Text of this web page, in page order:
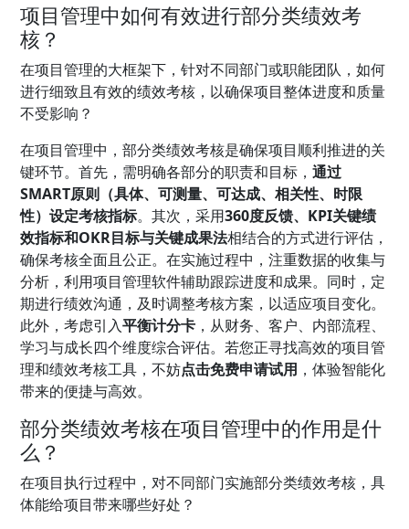
项目管理中如何有效进行部分类绩效考
核？
在项目管理的大框架下，针对不同部门或职能团队，如何
进行细致且有效的绩效考核，以确保项目整体进度和质量
不受影响？
在项目管理中，部分类绩效考核是确保项目顺利推进的关
键环节。首先，需明确各部分的职责和目标，通过
SMART原则（具体、可测量、可达成、相关性、时限
性）设定考核指标。其次，采用360度反馈、KPI关键绩
效指标和OKR目标与关键成果法相结合的方式进行评估，
确保考核全面且公正。在实施过程中，注重数据的收集与
分析，利用项目管理软件辅助跟踪进度和成果。同时，定
期进行绩效沟通，及时调整考核方案，以适应项目变化。
此外，考虑引入平衡计分卡 ，从财务、客户、内部流程、
学习与成长四个维度综合评估。若您正寻找高效的项目管
理和绩效考核工具，不妨点击免费申请试用 ，体验智能化
带来的便捷与高效。
部分类绩效考核在项目管理中的作用是什
么？
在项目执行过程中，对不同部门实施部分类绩效考核，具
体能给项目带来哪些好处？